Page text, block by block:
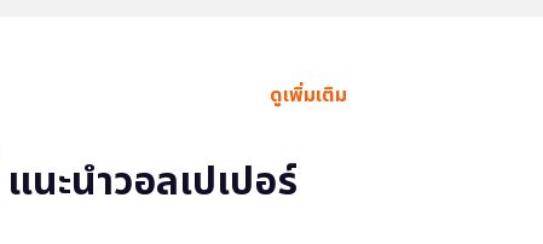
ดูเพิ่มเติม
แนะนำวอลเปเปอร์